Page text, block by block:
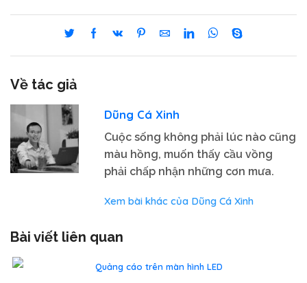
Về tác giả
Dũng Cá Xinh
Cuộc sống không phải lúc nào cũng
màu hồng, muốn thấy cầu vồng
phải chấp nhận những cơn mưa.
Xem bài khác của Dũng Cá Xinh
Bài viết liên quan